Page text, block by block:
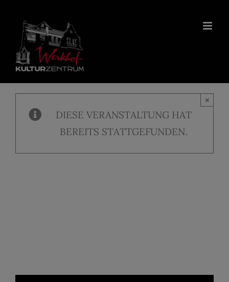
Inhalt
springen
DIESE VERANSTALTUNG HAT
BEREITS STATTGEFUNDEN.
×